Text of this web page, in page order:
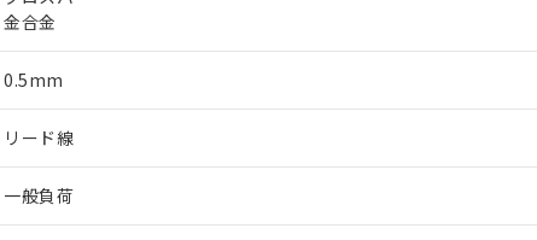
金合金
0.5mm
リード線
一般負荷